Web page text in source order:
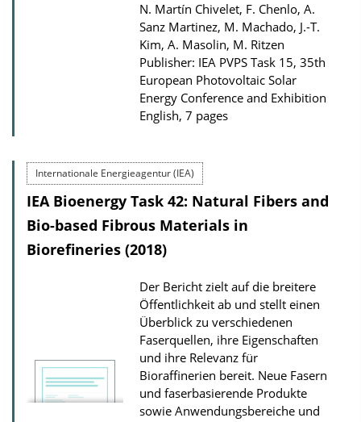
N. Martín Chivelet, F. Chenlo, A.
Sanz Martinez, M. Machado, J.-T.
Kim, A. Masolin, M. Ritzen
Publisher: IEA PVPS Task 15, 35th
European Photovoltaic Solar
Energy Conference and Exhibition
English, 7 pages
Internationale Energieagentur (IEA)
IEA Bioenergy Task 42: Natural Fibers and
Bio-based Fibrous Materials in
Biorefineries (2018)
Der Bericht zielt auf die breitere
Öffentlichkeit ab und stellt einen
Überblick zu verschiedenen
Faserquellen, ihre Eigenschaften
und ihre Relevanz für
Bioraffinerien bereit. Neue Fasern
und faserbasierende Produkte
sowie Anwendungsbereiche und